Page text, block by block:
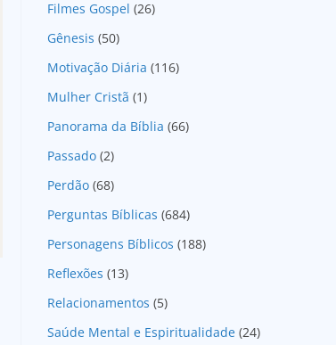
Filmes Gospel (26)
Gênesis (50)
Motivação Diária (116)
Mulher Cristã (1)
Panorama da Bíblia (66)
Passado (2)
Perdão (68)
Perguntas Bíblicas (684)
Personagens Bíblicos (188)
Reflexões (13)
Relacionamentos (5)
Saúde Mental e Espiritualidade (24)